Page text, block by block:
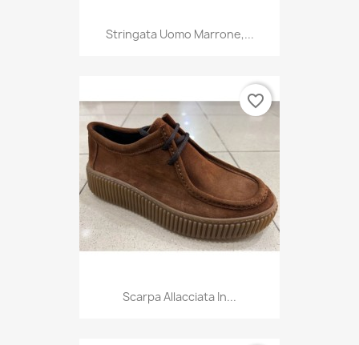
Stringata Uomo Marrone,...
Scarpa Allacciata In...
favorite_border